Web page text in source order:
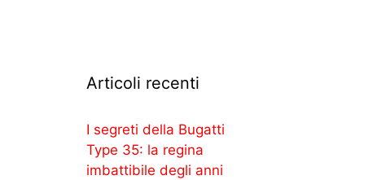
Articoli recenti
I segreti della Bugatti
Type 35: la regina
imbattibile degli anni